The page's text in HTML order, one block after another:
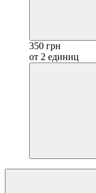
350 грн
от 2 единиц